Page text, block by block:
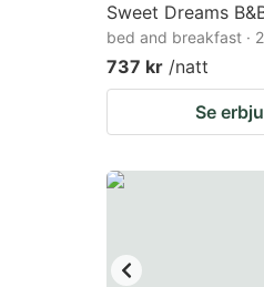
Sweet Dreams
bed and breakfast ·
737 kr /natt
Se